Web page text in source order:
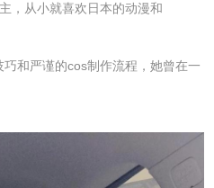
，从小就喜欢日本的动漫和
和严谨的cos制作流程，她曾在一